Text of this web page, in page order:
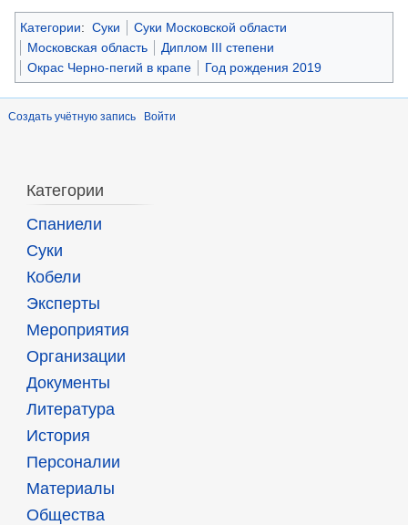
Категории: Суки
Суки Московской области
Московская область
Диплом III степени
Окрас Черно-пегий в крапе
Год рождения 2019
Создать учётную запись Войти
Категории
Спаниели
Суки
Кобели
Эксперты
Мероприятия
Организации
Документы
Литература
История
Персоналии
Материалы
Общества